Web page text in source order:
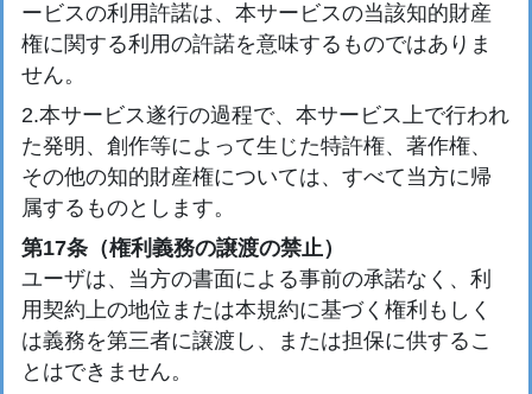
ービスの利用許諾は、本サービスの当該知的財産
権に関する利用の許諾を意味するものではありま
せん。
2.本サービス遂行の過程で、本サービス上で行われ
た発明、創作等によって生じた特許権、著作権、
その他の知的財産権については、すべて当方に帰
属するものとします。
第17条（権利義務の譲渡の禁止）
ユーザは、当方の書面による事前の承諾なく、利
用契約上の地位または本規約に基づく権利もしく
は義務を第三者に譲渡し、または担保に供するこ
とはできません。